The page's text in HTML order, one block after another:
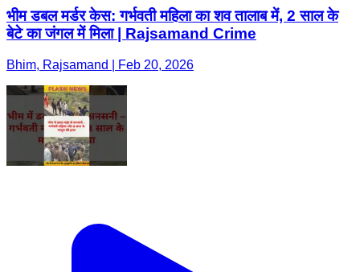
भीम डबल मर्डर केस: गर्भवती महिला का शव तालाब में, 2 साल के
बेटे का जंगल में मिला | Rajsamand Crime
Bhim, Rajsamand | Feb 20, 2026